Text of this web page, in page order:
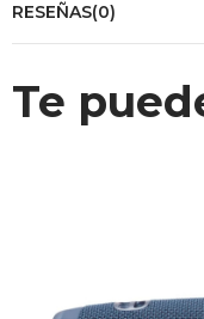
RESEÑAS(0)
Te